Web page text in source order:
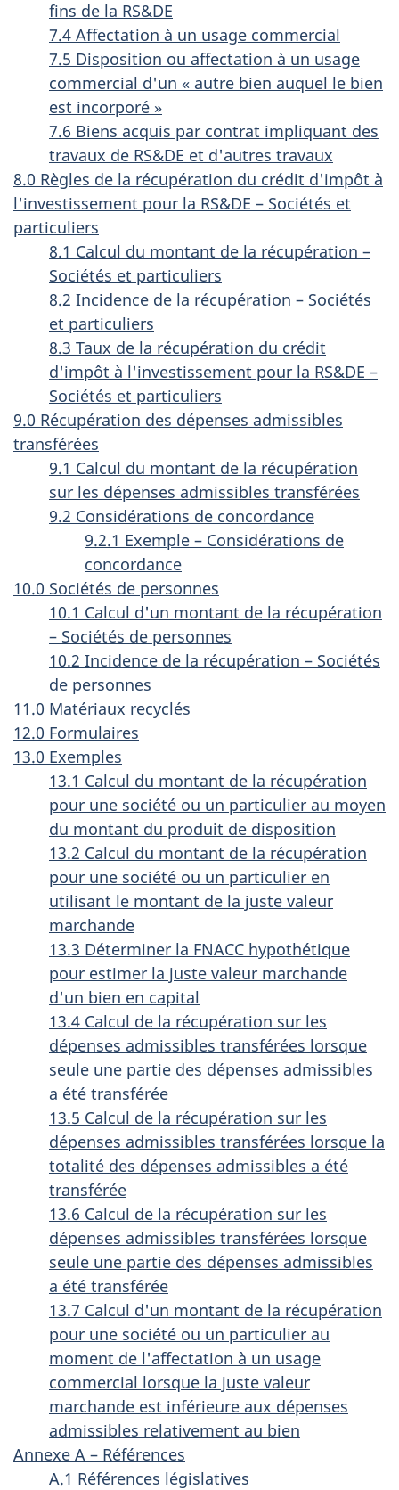
fins de la RS&DE
7.4 Affectation à un usage commercial
7.5 Disposition ou affectation à un usage
commercial d'un « autre bien auquel le bien
est incorporé »
7.6 Biens acquis par contrat impliquant des
travaux de RS&DE et d'autres travaux
8.0 Règles de la récupération du crédit d'impôt à
l'investissement pour la RS&DE – Sociétés et
particuliers
8.1 Calcul du montant de la récupération –
Sociétés et particuliers
8.2 Incidence de la récupération – Sociétés
et particuliers
8.3 Taux de la récupération du crédit
d'impôt à l'investissement pour la RS&DE –
Sociétés et particuliers
9.0 Récupération des dépenses admissibles
transférées
9.1 Calcul du montant de la récupération
sur les dépenses admissibles transférées
9.2 Considérations de concordance
9.2.1 Exemple – Considérations de
concordance
10.0 Sociétés de personnes
10.1 Calcul d'un montant de la récupération
– Sociétés de personnes
10.2 Incidence de la récupération – Sociétés
de personnes
11.0 Matériaux recyclés
12.0 Formulaires
13.0 Exemples
13.1 Calcul du montant de la récupération
pour une société ou un particulier au moyen
du montant du produit de disposition
13.2 Calcul du montant de la récupération
pour une société ou un particulier en
utilisant le montant de la juste valeur
marchande
13.3 Déterminer la FNACC hypothétique
pour estimer la juste valeur marchande
d'un bien en capital
13.4 Calcul de la récupération sur les
dépenses admissibles transférées lorsque
seule une partie des dépenses admissibles
a été transférée
13.5 Calcul de la récupération sur les
dépenses admissibles transférées lorsque la
totalité des dépenses admissibles a été
transférée
13.6 Calcul de la récupération sur les
dépenses admissibles transférées lorsque
seule une partie des dépenses admissibles
a été transférée
13.7 Calcul d'un montant de la récupération
pour une société ou un particulier au
moment de l'affectation à un usage
commercial lorsque la juste valeur
marchande est inférieure aux dépenses
admissibles relativement au bien
Annexe A – Références
A.1 Références législatives